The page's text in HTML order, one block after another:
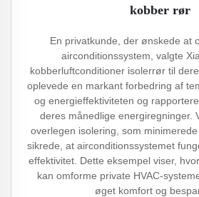
kobber rør
En privatkunde, der ønskede at
airconditionssystem, valgte
kobberluftconditioner isolerrør til
oplevede en markant forbedring af
og energieffektiviteten og
deres månedlige energiregninger.
overlegen isolering, som
sikrede, at airconditionssystemet
effektivitet. Dette eksempel viser,
kan omforme private HVAC-
øget komfort og